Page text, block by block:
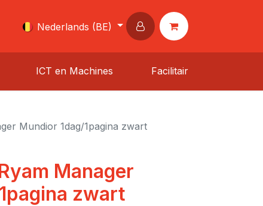
Nederlands (BE)
ICT en Machines Facilitair
Mundior 1dag/1pagina zwart
Manager
zwart